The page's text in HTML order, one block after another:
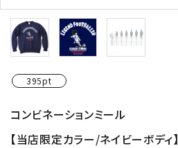
395pt
コンビネーションミール
【当店限定カラー/ネイビーボディ】